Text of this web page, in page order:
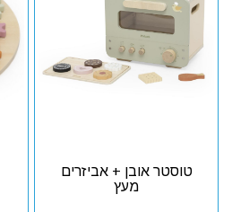
טוסטר אובן + אביזרים
מעץ